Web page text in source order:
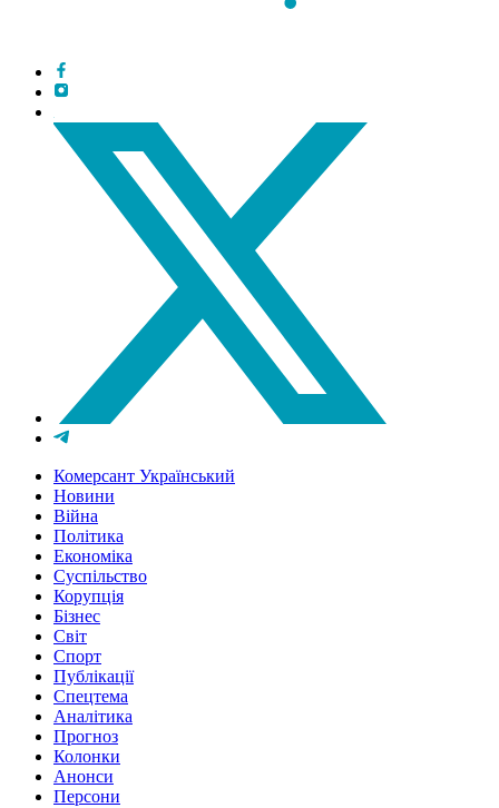
Комерсант Український
Новини
Війна
Політика
Економіка
Суспільство
Корупція
Бізнес
Світ
Спорт
Публікації
Спецтема
Аналітика
Прогноз
Колонки
Анонси
Персони